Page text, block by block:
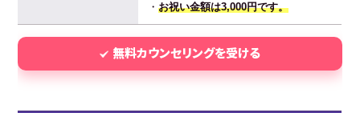
・お祝い金額は3,000円です。
無料カウンセリングを受ける